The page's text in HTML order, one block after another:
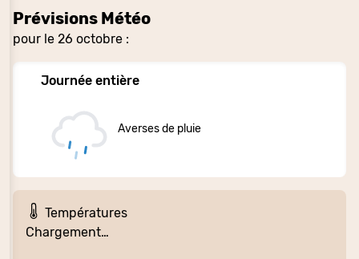
Prévisions Météo
pour le 26 octobre :
Journée entière
Averses de pluie
Températures
Chargement…